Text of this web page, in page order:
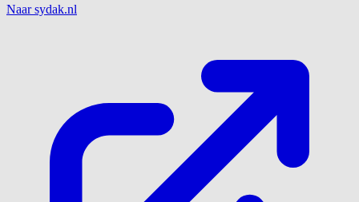
Naar sydak.nl